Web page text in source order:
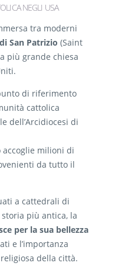
NEGLI USA
tra moderni
San Patrizio (Saint
più grande chiesa
di riferimento
cattolica
dell’Arcidiocesi di
accoglie milioni di
da tutto il
a cattedrali di
più antica, la
per la sua bellezza
e l’importanza
della città.